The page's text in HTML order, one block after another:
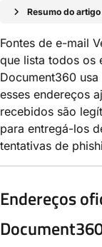
Resumo do artigo
Fontes de e-mail
que lista todos os
Document360
esses endereços
recebidos são
para entregá-los
tentativas de
Endereços